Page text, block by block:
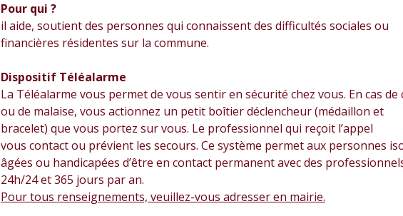
Pour qui ?
il aide, soutient des personnes qui connaissent des difficultés sociales ou
financières résidentes sur la commune.
Dispositif Téléalarme
La Téléalarme vous permet de vous sentir en sécurité chez vous. En cas de
ou de malaise, vous actionnez un petit boîtier déclencheur (médaillon et
bracelet) que vous portez sur vous. Le professionnel qui reçoit l’appel
vous contact ou prévient les secours. Ce système permet aux personnes
âgées ou handicapées d’être en contact permanent avec des
24h/24 et 365 jours par an.
Pour tous renseignements, veuillez-vous adresser en mairie.